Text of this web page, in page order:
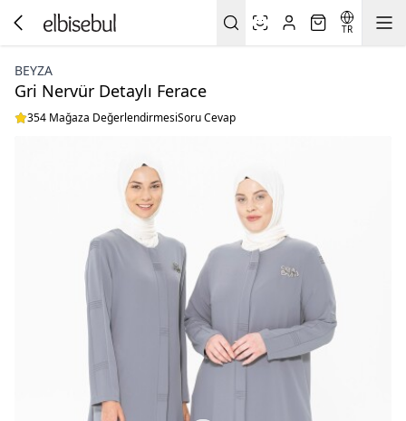
TR
BEYZA
Gri Nervür Detaylı Ferace
354 Mağaza DeğerlendirmesiSoru Cevap